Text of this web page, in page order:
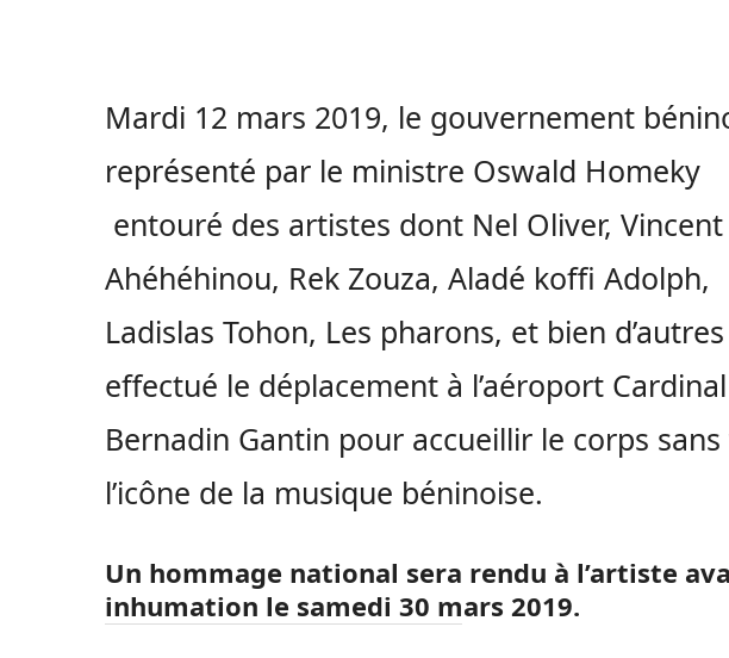
Mardi 12 mars 2019, le gouvernement
représenté par le ministre Oswald Homeky
entouré des artistes dont Nel Oliver, Vincent
Ahéhéhinou, Rek Zouza, Aladé koffi Adolph,
Ladislas Tohon, Les pharons, et bien
effectué le déplacement à l’aéroport Cardinal
Bernadin Gantin pour accueillir le corps sans
l’icône de la musique béninoise.
Un hommage national sera rendu à l’artiste
inhumation le samedi 30 mars 2019.